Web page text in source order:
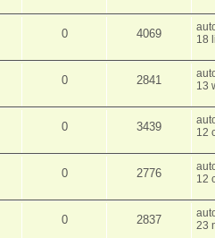
0 4069
18
0 2841
13
0 3439
12
0 2776
12
0 2837
23